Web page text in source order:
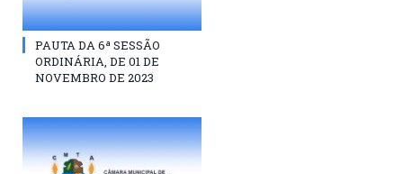
PAUTA DA 6ª SESSÃO
ORDINÁRIA, DE 01 DE
NOVEMBRO DE 2023